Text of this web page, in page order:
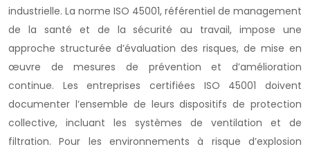
industrielle. La norme ISO 45001, référentiel de management
de la santé et de la sécurité au travail, impose une
approche structurée d’évaluation des risques, de mise en
œuvre de mesures de prévention et d’amélioration
continue. Les entreprises certifiées ISO 45001 doivent
documenter l’ensemble de leurs dispositifs de protection
collective, incluant les systèmes de ventilation et de
filtration. Pour les environnements à risque d’explosion